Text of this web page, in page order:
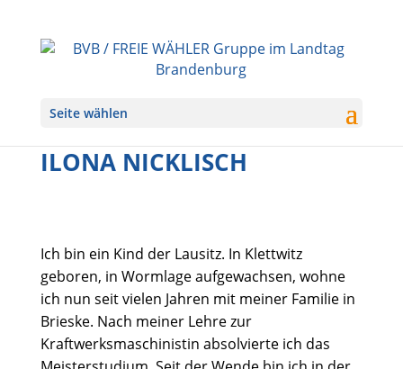
Seite wählen
ILONA NICKLISCH
Ich bin ein Kind der Lausitz. In Klettwitz
geboren, in Wormlage aufgewachsen, wohne
ich nun seit vielen Jahren mit meiner Familie in
Brieske. Nach meiner Lehre zur
Kraftwerksmaschinistin absolvierte ich das